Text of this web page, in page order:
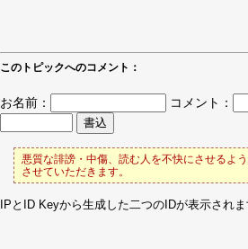
このトピックへのコメント：
お名前： コメント：
悪質な誹謗・中傷、読む人を不快にさせるよ
させていただきます。
IPとID Keyから生成した二つのIDが表示されま